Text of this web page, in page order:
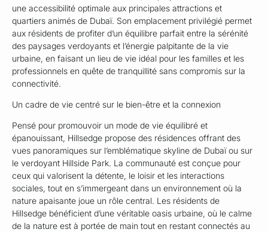
une accessibilité optimale aux principales attractions et
quartiers animés de Dubaï. Son emplacement privilégié permet
aux résidents de profiter d’un équilibre parfait entre la sérénité
des paysages verdoyants et l’énergie palpitante de la vie
urbaine, en faisant un lieu de vie idéal pour les familles et les
professionnels en quête de tranquillité sans compromis sur la
connectivité.
Un cadre de vie centré sur le bien-être et la connexion
Pensé pour promouvoir un mode de vie équilibré et
épanouissant, Hillsedge propose des résidences offrant des
vues panoramiques sur l’emblématique skyline de Dubaï ou sur
le verdoyant Hillside Park. La communauté est conçue pour
ceux qui valorisent la détente, le loisir et les interactions
sociales, tout en s’immergeant dans un environnement où la
nature apaisante joue un rôle central. Les résidents de
Hillsedge bénéficient d’une véritable oasis urbaine, où le calme
de la nature est à portée de main tout en restant connectés au